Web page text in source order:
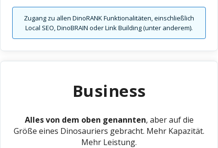
Zugang zu allen DinoRANK Funktionalitäten, einschließlich
Local SEO, DinoBRAIN oder Link Building (unter anderem).
Business
Alles von dem oben genannten, aber auf die
Größe eines Dinosauriers gebracht. Mehr Kapazität.
Mehr Leistung.